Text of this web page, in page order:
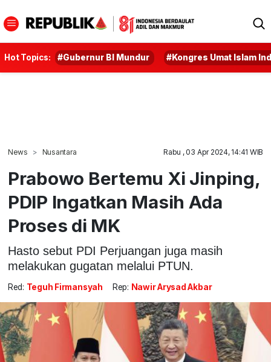
Hot Topics: #Gubernur BI Mundur #Kongres Umat Islam
News Nusantara Rabu , 03 Apr 2024, 14:41 WIB
Prabowo Bertemu Xi Jinping,
PDIP Ingatkan Masih Ada
Proses di MK
Hasto sebut PDI Perjuangan juga masih
melakukan gugatan melalui PTUN.
Red: Teguh Firmansyah Rep: Nawir Arysad Akbar